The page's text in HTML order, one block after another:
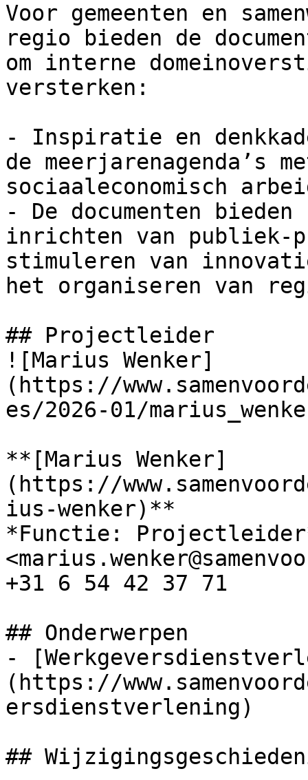
Voor gemeenten en
regio bieden de
om interne
versterken:
- Inspiratie en
de meerjarenagenda’s
sociaaleconomisch
- De documenten
inrichten van publiek-
stimuleren van
het organiseren van
## Projectleider
![Marius Wenker]
(https://
es/2026-01/
**[Marius Wenker]
(https://
ius-wenker)**
*Functie:
+31 6 54 42 37 71
## Onderwerpen
-
(https://
ersdienstverlening)
##